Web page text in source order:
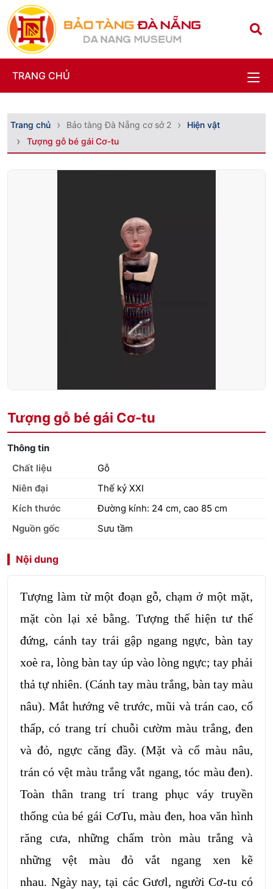
TRANG CHỦ
Trang chủ Bảo tàng Đà Nẵng cơ sở 2
Hiện vật
Tượng gỗ bé gái Cơ-tu
Tượng gỗ bé gái Cơ-tu
Thông tin
Chất liệu
Gỗ
Niên đại
Thế kỷ XXI
Kích thước
Đường kính: 24 cm, cao 85 cm
Nguồn gốc
Sưu tầm
Nội dung
Tượng làm từ một đoạn gỗ, chạm ở một mặt,
mặt còn lại xẻ bằng. Tượng thể hiện tư thế
đứng, cánh tay trái gập ngang ngực, bàn tay
xoè ra, lòng bàn tay úp vào lòng ngực; tay phải
thả tự nhiên. (Cánh tay màu trắng, bàn tay màu
nâu). Mắt hướng vê trước, mũi và trán cao, cổ
thấp, có trang trí chuỗi cườm màu trắng, đen
và đỏ, ngực căng đầy. (Mặt và cổ màu nâu,
trán có vệt màu trắng vắt ngang, tóc màu đen).
Toàn thân trang trí trang phục váy truyền
thống của bé gái CơTu, màu đen, hoa văn hình
răng cưa, những chấm tròn màu trắng và
những vệt màu đỏ vắt ngang xen kẽ
nhau. Ngày nay, tại các Gươl, người Cơ-tu có